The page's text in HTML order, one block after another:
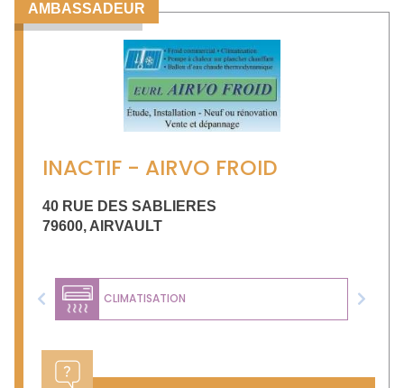
AMBASSADEUR
INACTIF - AIRVO FROID
40 RUE DES SABLIERES
79600, AIRVAULT
CLIMATISATION
Previous Next